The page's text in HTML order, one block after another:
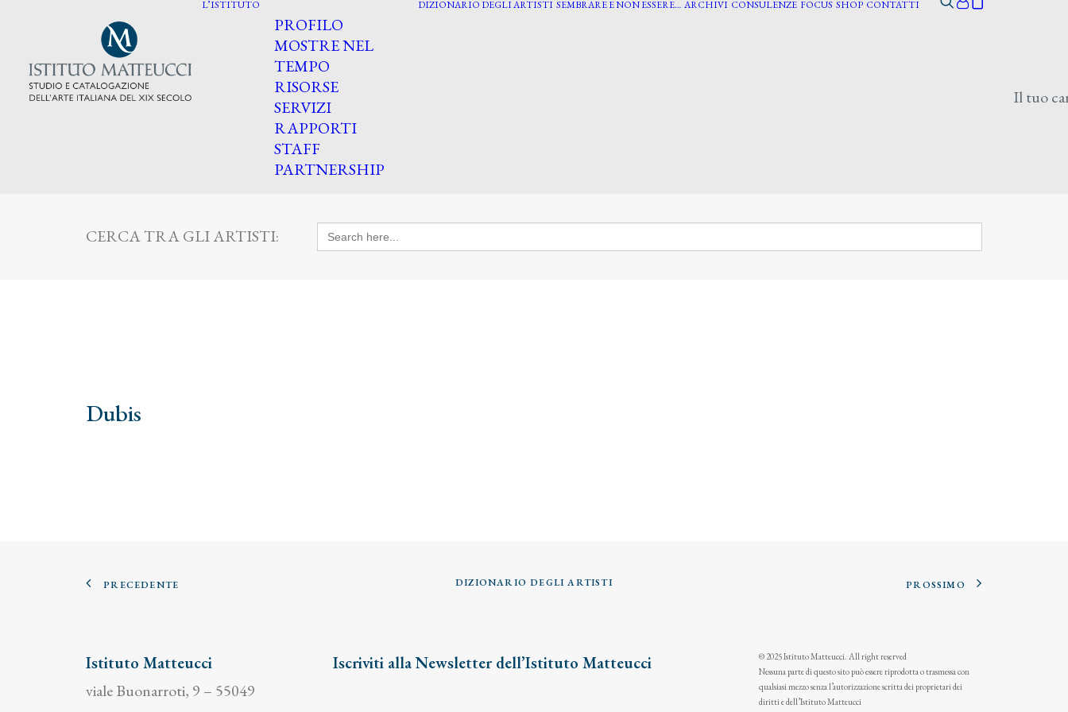
L’ISTITUTO
PROFILO
MOSTRE NEL
TEMPO
RISORSE
SERVIZI
RAPPORTI
STAFF
PARTNERSHIP
DIZIONARIO DEGLI ARTISTI SEMBRARE E NON ESSERE… ARCHIVI CONSULENZE FOCUS SHOP CONTATTI
Il tuo
CERCA TRA GLI ARTISTI: Search
for:
Dubis
PRECEDENTE DIZIONARIO DEGLI ARTISTI PROSSIMO
Istituto Matteucci
viale Buonarroti, 9 – 55049
Iscriviti alla Newsletter dell’Istituto Matteucci
© 2025 Istituto Matteucci. All right reserved
Nessuna parte di questo sito può essere riprodotta o trasmessa con
qualsiasi mezzo senza l’autorizzazione scritta dei proprietari dei
diritti e dell’Istituto Matteucci